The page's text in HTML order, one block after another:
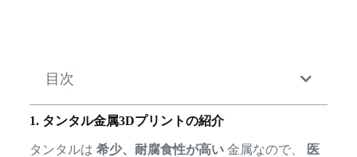
目次
1. タンタル金属3Dプリントの紹介
タンタルは 希少、耐腐食性が高い金属なので、
医